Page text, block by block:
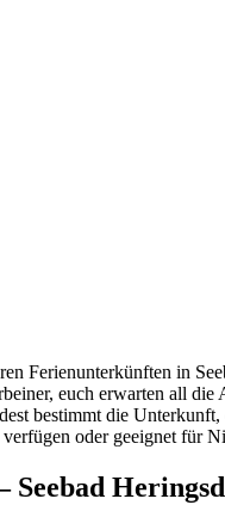
Ferienunterkünften in
euch erwarten all
bestimmt die
oder geeignet für
Seebad